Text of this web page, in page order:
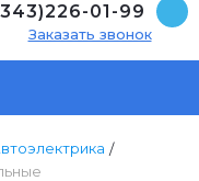
01-99
Заказать звонок